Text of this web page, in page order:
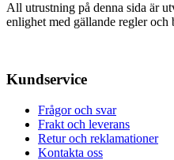
All utrustning på denna sida är
enlighet med gällande regler och
Kundservice
Frågor och svar
Frakt och leverans
Retur och reklamationer
Kontakta oss